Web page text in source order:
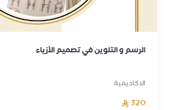
الرسم و التلوين في تصميم الأزياء
الاكاديمية
320